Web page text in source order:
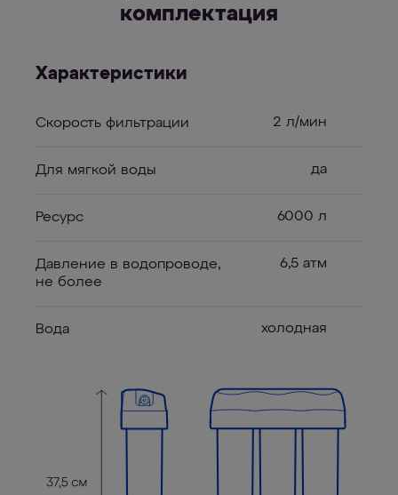
комплектация
Характеристики
Скорость фильтрации 2 л/мин
Для мягкой воды да
Ресурс 6000 л
Давление в водопроводе,
не более
6,5 атм
Вода холодная